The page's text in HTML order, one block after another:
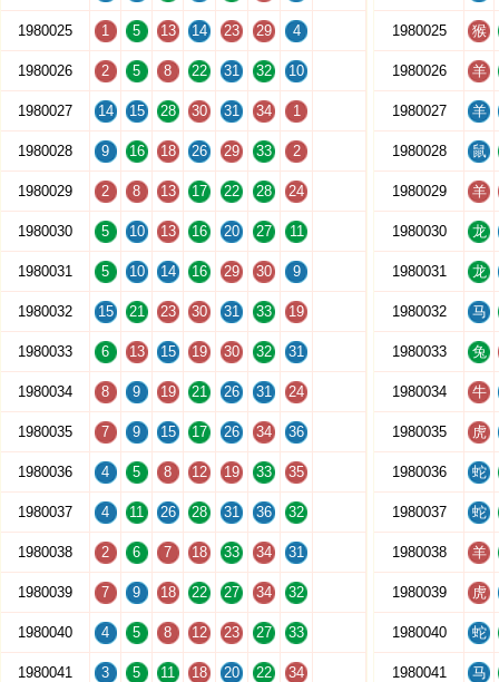
1980025 1 5 13 14 23 29 4
1980026 2 5 8 22 31 32 10
1980027 14 15 28 30 31 34 1
1980028 9 16 18 26 29 33 2
1980029 2 8 13 17 22 28 24
1980030 5 10 13 16 20 27 11
1980031 5 10 14 16 29 30 9
1980032 15 21 23 30 31 33 19
1980033 6 13 15 19 30 32 31
1980034 8 9 19 21 26 31 24
1980035 7 9 15 17 26 34 36
1980036 4 5 8 12 19 33 35
1980037 4 11 26 28 31 36 32
1980038 2 6 7 18 33 34 31
1980039 7 9 18 22 27 34 32
1980040 4 5 8 12 23 27 33
1980041 3 5 11 18 20 22 34
1980025 猴
1980026 羊
1980027 羊
1980028 鼠
1980029 羊
1980030 龙
1980031 龙
1980032 马
1980033 兔
1980034 牛
1980035 虎
1980036 蛇
1980037 蛇
1980038 羊
1980039 虎
1980040 蛇
1980041 马